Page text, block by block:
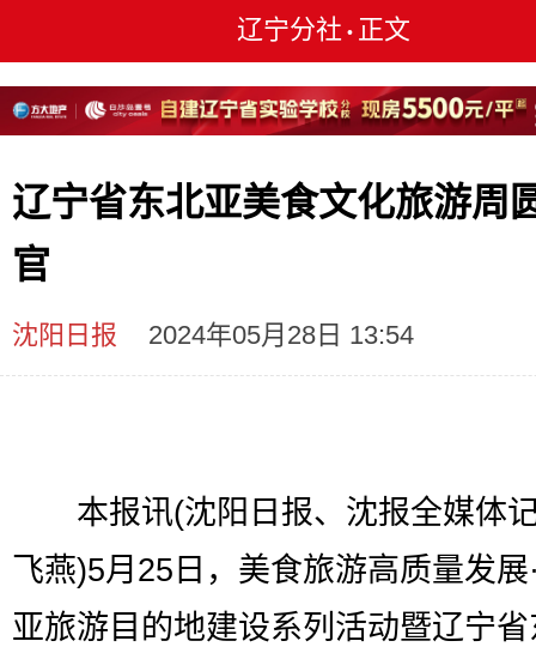
辽宁分社 • 正文
辽宁省东北亚美食文化旅游周
官
沈阳日报 2024年05月28日 13:54
本报讯(沈阳日报、沈报全媒体
飞燕)5月25日，美食旅游高质量发展
亚旅游目的地建设系列活动暨辽宁